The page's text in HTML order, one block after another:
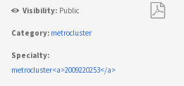
Visibility: Public
Category: metrocluster
Specialty:
metrocluster<a>2009220253</a>